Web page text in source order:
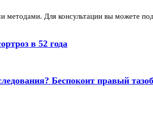
методами. Для консультации вы можете
в 52 года
Беспокоит правый